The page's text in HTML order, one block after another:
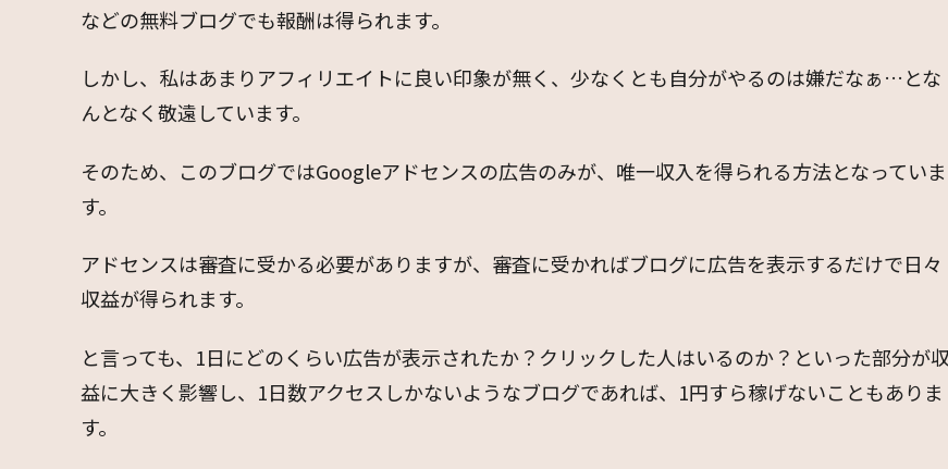
などの無料ブログでも報酬は得られます。
しかし、私はあまりアフィリエイトに良い印象が無く、少なくとも自分がやるのは嫌だなぁ…とな
んとなく敬遠しています。
そのため、このブログではGoogleアドセンスの広告のみが、唯一収入を得られる方法となっていま
す。
アドセンスは審査に受かる必要がありますが、審査に受かればブログに広告を表示するだけで日々
収益が得られます。
と言っても、1日にどのくらい広告が表示されたか？クリックした人はいるのか？といった部分が収
益に大きく影響し、1日数アクセスしかないようなブログであれば、1円すら稼げないこともありま
す。